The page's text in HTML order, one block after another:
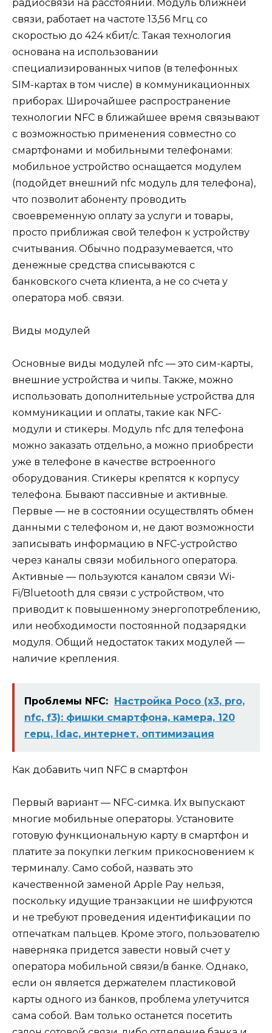
радиосвязи на расстоянии. Модуль ближней
связи, работает на частоте 13,56 Мгц со
скоростью до 424 кбит/с. Такая технология
основана на использовании
специализированных чипов (в телефонных
SIM-картах в том числе) в коммуникационных
приборах. Широчайшее распространение
технологии NFC в ближайшее время связывают
с возможностью применения совместно со
смартфонами и мобильными телефонами:
мобильное устройство оснащается модулем
(подойдет внешний nfc модуль для телефона),
что позволит абоненту проводить
своевременную оплату за услуги и товары,
просто приближая свой телефон к устройству
считывания. Обычно подразумевается, что
денежные средства списываются с
банковского счета клиента, а не со счета у
оператора моб. связи.
Виды модулей
Основные виды модулей nfc — это сим-карты,
внешние устройства и чипы. Также, можно
использовать дополнительные устройства для
коммуникации и оплаты, такие как NFC-
модули и стикеры. Модуль nfc для телефона
можно заказать отдельно, а можно приобрести
уже в телефоне в качестве встроенного
оборудования. Стикеры крепятся к корпусу
телефона. Бывают пассивные и активные.
Первые — не в состоянии осуществлять обмен
данными с телефоном и, не дают возможности
записывать информацию в NFC-устройство
через каналы связи мобильного оператора.
Активные — пользуются каналом связи Wi-
Fi/Bluetooth для связи с устройством, что
приводит к повышенному энергопотреблению,
или необходимости постоянной подзарядки
модуля. Общий недостаток таких модулей —
наличие крепления.
Проблемы NFC: Настройка Poco (x3, pro,
nfc, f3): фишки смартфона, камера, 120
герц, ldac, интернет, оптимизация
Как добавить чип NFC в смартфон
Первый вариант — NFC-симка. Их выпускают
многие мобильные операторы. Установите
готовую функциональную карту в смартфон и
платите за покупки легким прикосновением к
терминалу. Само собой, назвать это
качественной заменой Apple Pay нельзя,
поскольку идущие транзакции не шифруются
и не требуют проведения идентификации по
отпечаткам пальцев. Кроме этого, пользователю
наверняка придется завести новый счет у
оператора мобильной связи/в банке. Однако,
если он является держателем пластиковой
карты одного из банков, проблема улетучится
сама собой. Вам только останется посетить